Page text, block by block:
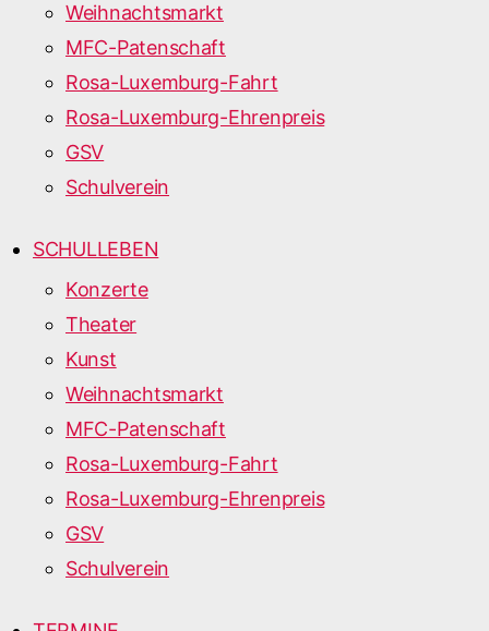
Weihnachtsmarkt
MFC-Patenschaft
Rosa-Luxemburg-Fahrt
Rosa-Luxemburg-Ehrenpreis
GSV
Schulverein
SCHULLEBEN
Konzerte
Theater
Kunst
Weihnachtsmarkt
MFC-Patenschaft
Rosa-Luxemburg-Fahrt
Rosa-Luxemburg-Ehrenpreis
GSV
Schulverein